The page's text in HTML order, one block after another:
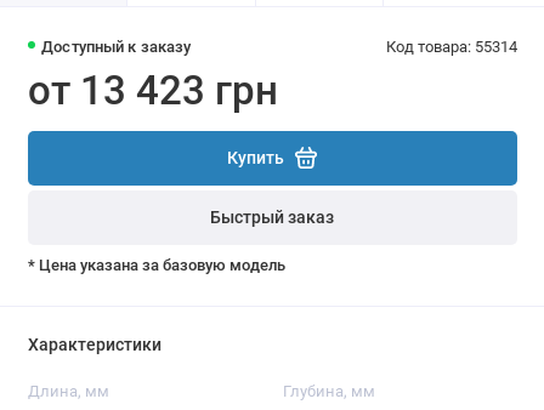
Доступный к заказу Код товара: 55314
от 13 423 грн
Купить
Быстрый заказ
* Цена указана за базовую модель
Характеристики
Длина, мм Глубина, мм